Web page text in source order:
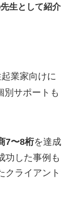
生として紹介
業家向けに
別サポートも
7〜8桁を達成
功した事例も
クライアント